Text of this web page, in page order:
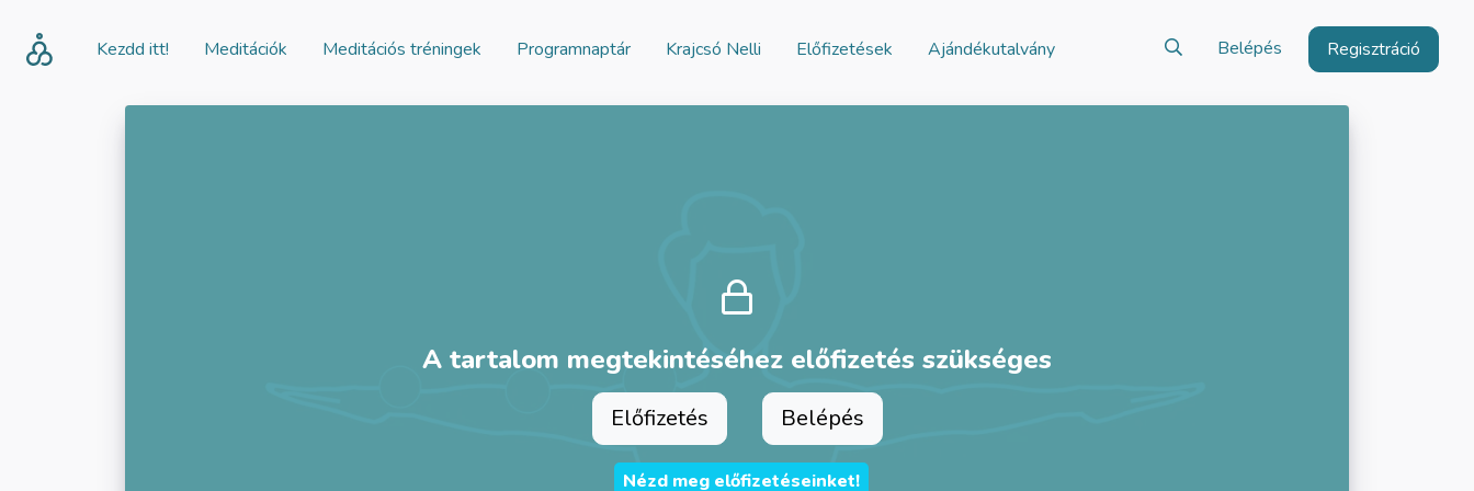
Kezdd itt! Meditációk Meditációs tréningek Programnaptár Krajcsó Nelli Előfizetések Ajándékutalvány Belépés Regisztráció
A tartalom megtekintéséhez előfizetés szükséges
Előfizetés Belépés
Nézd meg előfizetéseinket!